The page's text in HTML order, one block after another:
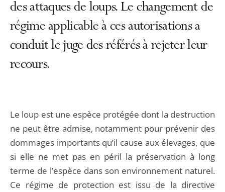
des attaques de loups. Le changement de
régime applicable à ces autorisations a
conduit le juge des référés à rejeter leur
recours.
Le loup est une espèce protégée dont la destruction
ne peut être admise, notamment pour prévenir des
dommages importants qu’il cause aux élevages, que
si elle ne met pas en péril la préservation à long
terme de l’espèce dans son environnement naturel.
Ce régime de protection est issu de la directive